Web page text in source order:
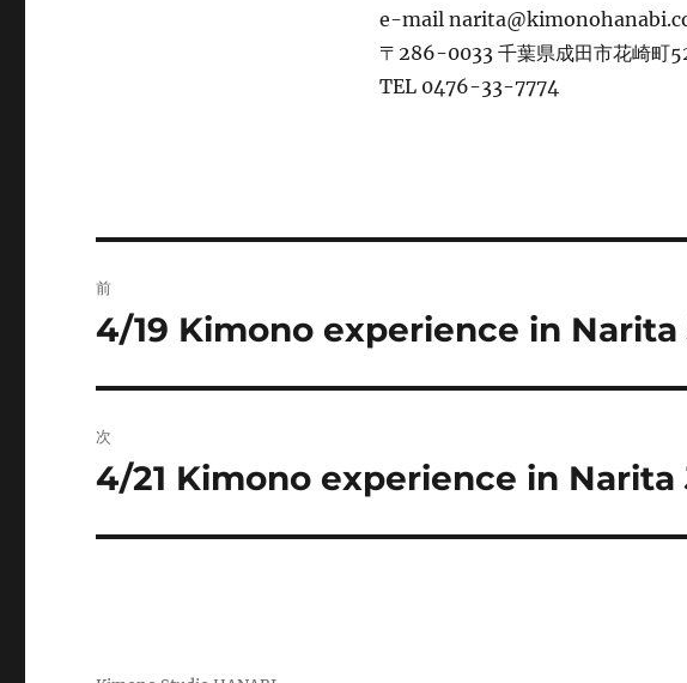
e-mail
〒286-0033 千葉県成田市花崎町
TEL 0476-33-7774
稿
ゲ
前
前
投
稿:
4/19 Kimono experience in Narita
次
次
投
4/21 Kimono experience in Narita